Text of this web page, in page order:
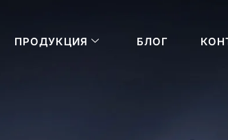
ПРОДУКЦИЯ БЛОГ